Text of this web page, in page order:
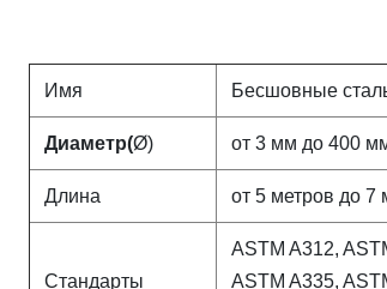
Имя Бесшовные
Диаметр(Ø) от 3 мм до 400
Длина от 5 метров до 7
Стандарты
ASTM A312,
ASTM A335,